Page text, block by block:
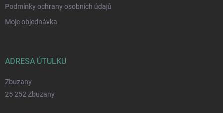
Podmínky ochrany osobních údajů
Moje objednávka
ADRESA ÚTULKU
Zbuzany
25 252 Zbuzany